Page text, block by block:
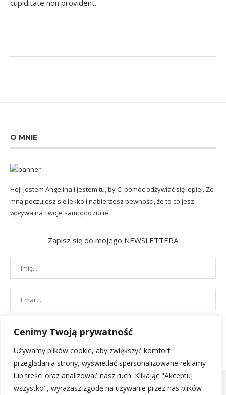
Cenimy Twoją prywatność
Używamy plików cookie, aby zwiększyć komfort
przeglądania strony, wyświetlać spersonalizowane reklamy
lub treści oraz analizować nasz ruch. Klikając "Akceptuj
wszystko", wyrażasz zgodę na używanie przez nas plików
cupiditate non provident.
O MNIE
Hej! Jestem Angelina i jestem tu, by Ci pomóc odżywiać się lepiej. Ze
mną poczujesz się lekko i nabierzesz pewności, że to co jesz
wpływa na Twoje samopoczucie.
Zapisz się do mojego NEWSLETTERA